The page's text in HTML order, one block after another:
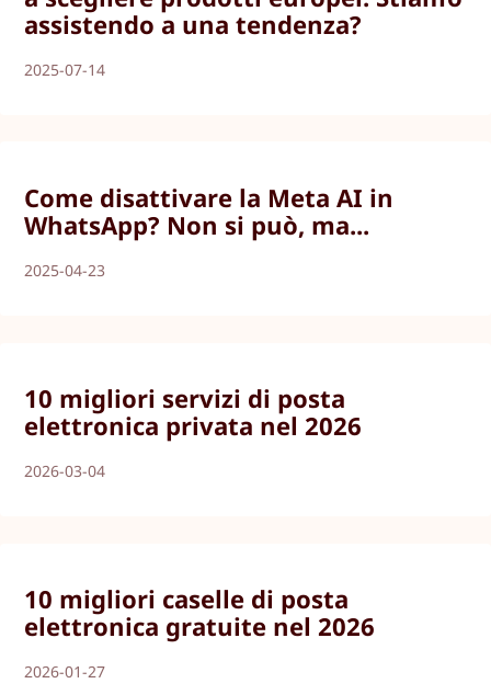
assistendo a una tendenza?
2025-07-14
Come disattivare la Meta AI in
WhatsApp? Non si può, ma...
2025-04-23
10 migliori servizi di posta
elettronica privata nel 2026
2026-03-04
10 migliori caselle di posta
elettronica gratuite nel 2026
2026-01-27